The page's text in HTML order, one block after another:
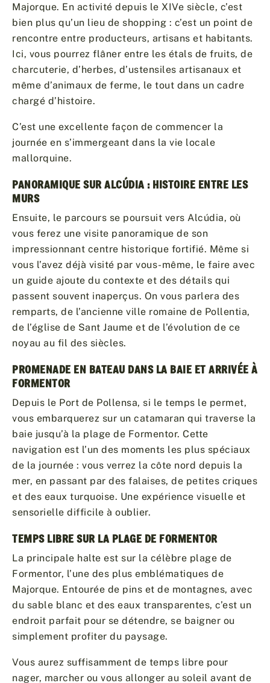
Majorque. En activité depuis le XIVe siècle, c’est
bien plus qu’un lieu de shopping : c’est un point de
rencontre entre producteurs, artisans et habitants.
Ici, vous pourrez flâner entre les étals de fruits, de
charcuterie, d’herbes, d’ustensiles artisanaux et
même d’animaux de ferme, le tout dans un cadre
chargé d’histoire.
C’est une excellente façon de commencer la
journée en s’immergeant dans la vie locale
mallorquine.
PANORAMIQUE SUR ALCÚDIA : HISTOIRE ENTRE LES
MURS
Ensuite, le parcours se poursuit vers Alcúdia, où
vous ferez une visite panoramique de son
impressionnant centre historique fortifié. Même si
vous l’avez déjà visité par vous-même, le faire avec
un guide ajoute du contexte et des détails qui
passent souvent inaperçus. On vous parlera des
remparts, de l’ancienne ville romaine de Pollentia,
de l’église de Sant Jaume et de l’évolution de ce
noyau au fil des siècles.
PROMENADE EN BATEAU DANS LA BAIE ET ARRIVÉE À
FORMENTOR
Depuis le Port de Pollensa, si le temps le permet,
vous embarquerez sur un catamaran qui traverse la
baie jusqu’à la plage de Formentor. Cette
navigation est l’un des moments les plus spéciaux
de la journée : vous verrez la côte nord depuis la
mer, en passant par des falaises, de petites criques
et des eaux turquoise. Une expérience visuelle et
sensorielle difficile à oublier.
TEMPS LIBRE SUR LA PLAGE DE FORMENTOR
La principale halte est sur la célèbre plage de
Formentor, l’une des plus emblématiques de
Majorque. Entourée de pins et de montagnes, avec
du sable blanc et des eaux transparentes, c’est un
endroit parfait pour se détendre, se baigner ou
simplement profiter du paysage.
Vous aurez suffisamment de temps libre pour
nager, marcher ou vous allonger au soleil avant de